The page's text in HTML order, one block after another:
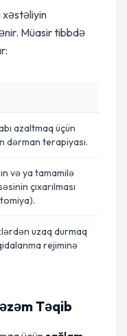
xəstəliyin
Müasir tibbdə
azaltmaq üçün
dərman terapiyası.
və ya tamamilə
çıxarılması
uzaq durmaq
rejiminə
Təqib